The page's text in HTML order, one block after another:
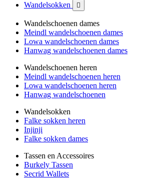
Wandelsokken 
Wandelschoenen dames
Meindl wandelschoenen dames
Lowa wandelschoenen dames
Hanwag wandelschoenen dames
Wandelschoenen heren
Meindl wandelschoenen heren
Lowa wandelschoenen heren
Hanwag wandelschoenen
Wandelsokken
Falke sokken heren
Injinji
Falke sokken dames
Tassen en Accessoires
Burkely Tassen
Secrid Wallets